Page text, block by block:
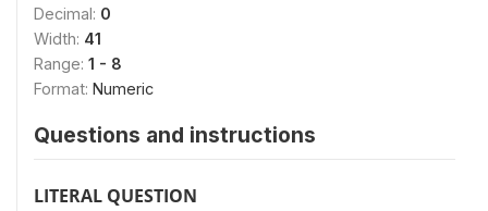
Decimal: 0
Width: 41
Range: 1 - 8
Format: Numeric
Questions and instructions
LITERAL QUESTION